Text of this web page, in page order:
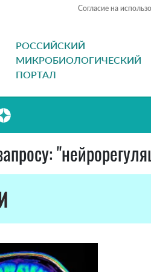
Согласие на
РОССИЙСКИЙ
МИКРОБИОЛОГИЧЕСКИЙ
ПОРТАЛ